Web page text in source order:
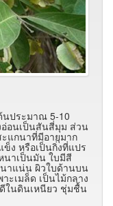
นประมาณ 5-10
อ่อนเป็นสันสี่มุม ส่วน
แกนาที่มีอายุมาก
ง หรือเป็นกิ่งที่แปร
นาเป็นมัน ใบมีสี
นาแน่น ผิวใบด้านบน
ะเมล็ด เป็นไม้กลาง
ในดินเหนียว ชุ่มชื้น